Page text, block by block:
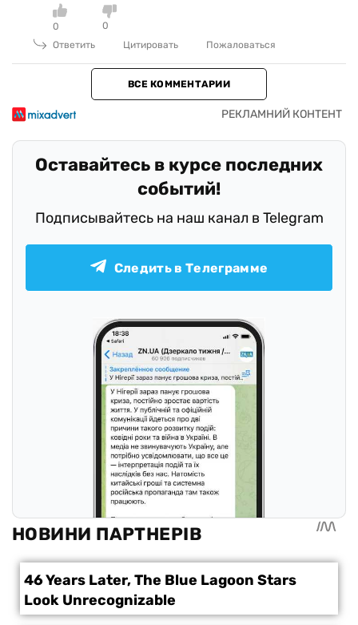
0
0
Ответить
Цитировать Пожаловаться
ВСЕ КОММЕНТАРИИ
Оставайтесь в курсе последних
событий!
Подписывайтесь на наш канал в Telegram
Следить в Телеграмме